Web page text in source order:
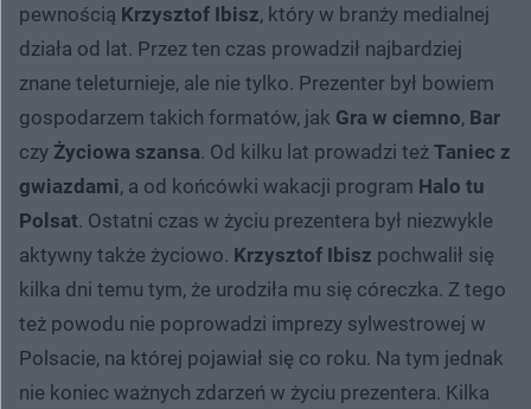
pewnością Krzysztof Ibisz, który w branży medialnej
działa od lat. Przez ten czas prowadził najbardziej
znane teleturnieje, ale nie tylko. Prezenter był bowiem
gospodarzem takich formatów, jak Gra w ciemno, Bar
czy Życiowa szansa. Od kilku lat prowadzi też Taniec z
gwiazdami, a od końcówki wakacji program Halo tu
Polsat. Ostatni czas w życiu prezentera był niezwykle
aktywny także życiowo. Krzysztof Ibisz pochwalił się
kilka dni temu tym, że urodziła mu się córeczka. Z tego
też powodu nie poprowadzi imprezy sylwestrowej w
Polsacie, na której pojawiał się co roku. Na tym jednak
nie koniec ważnych zdarzeń w życiu prezentera. Kilka